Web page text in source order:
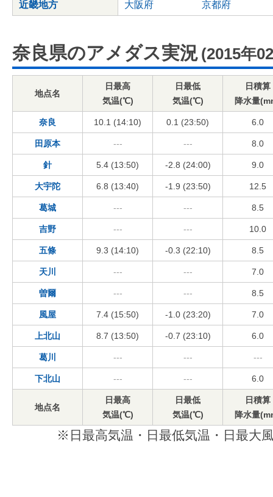
近畿地方 大阪府 京都府
奈良県のアメダス実況 (2015年
地点名
日最高
気温(℃)
日最低
気温(℃)
日積算
降水量
奈良 10.1 (14:10) 0.1 (23:50) 6.0
田原本 --- --- 8.0
針 5.4 (13:50) -2.8 (24:00) 9.0
大宇陀 6.8 (13:40) -1.9 (23:50) 12.5
葛城 --- --- 8.5
吉野 --- --- 10.0
五條 9.3 (14:10) -0.3 (22:10) 8.5
天川 --- --- 7.0
曽爾 --- --- 8.5
風屋 7.4 (15:50) -1.0 (23:20) 7.0
上北山 8.7 (13:50) -0.7 (23:10) 6.0
葛川 --- --- ---
下北山 --- --- 6.0
地点名
日最高
気温(℃)
日最低
気温(℃)
日積算
降水量
※日最高気温・日最低気温・日最大